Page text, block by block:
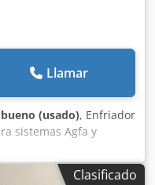
Llamar
bueno (usado), Enfriador
sistemas Agfa y
Revisado y probado.
Clasificado